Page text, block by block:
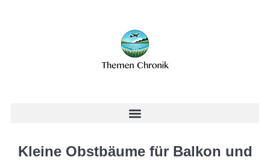
Kleine Obstbäume für Balkon und